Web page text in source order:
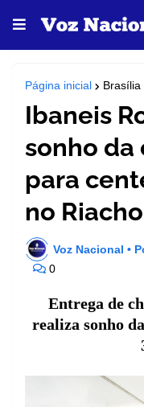
Página inicial Brasília
Ibaneis
sonho da
para
no
Voz Nacional •
0
Entrega de
realiza sonho